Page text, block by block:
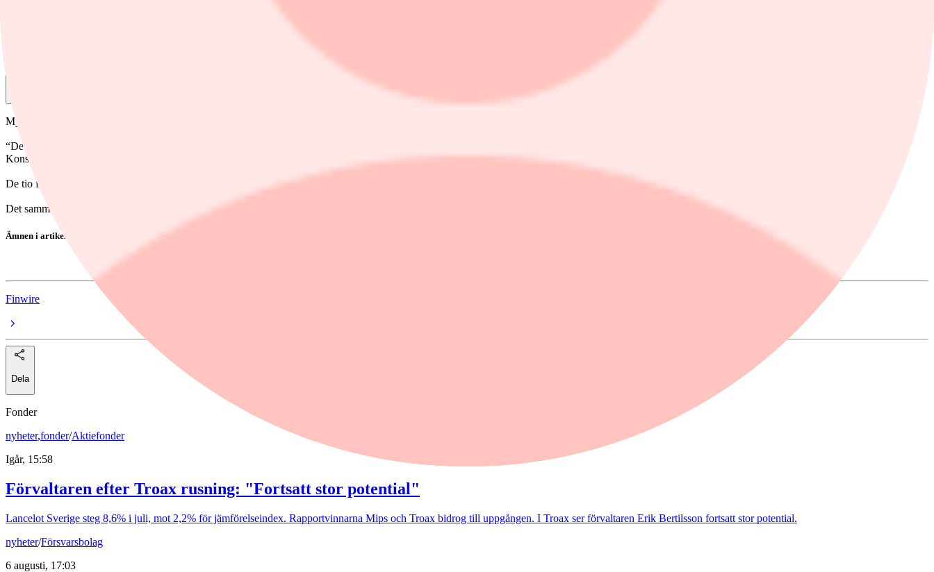
Myndigheten noterar att trots att bolagen lovat att rätta till sin prismarknadsföring, kom tio av dessa återigen att uppvisa brister under Black Friday-perioden förra året.
“Det är stora kända företag som fastnat i vår granskning. De har alla tidigare gjort fel och varit föremål för våra åtgärder. Därför går vi nu vidare med förelägganden”, säger Maja Lindstrand, jurist på
Konsumentverket.
De tio företagen är Blomsterlandet, Bygghemma, Nakd, Nordic Nest, Power, Soffadirekt, Stadium, Webhallen, XXL och Åhlens.
Det sammanlagda vitesbeloppet är på 22 miljoner kronor.
Ämnen i artikeln
Finwire
Dela
Fonder
nyheter,fonder/Aktiefonder
Igår, 15:58
Förvaltaren efter Troax rusning: "Fortsatt stor potential"
Lancelot Sverige steg 8,6% i juli, mot 2,2% för jämförelseindex. Rapportvinnarna Mips och Troax bidrog till uppgången. I Troax ser förvaltaren Erik Bertilsson fortsatt stor potential.
nyheter/Försvarsbolag
6 augusti, 17:03